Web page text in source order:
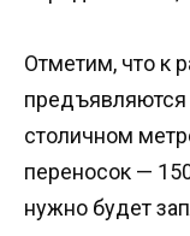
Отметим, что к
столичном
переносок —
нужно будет